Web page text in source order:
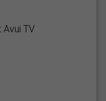
Avui TV